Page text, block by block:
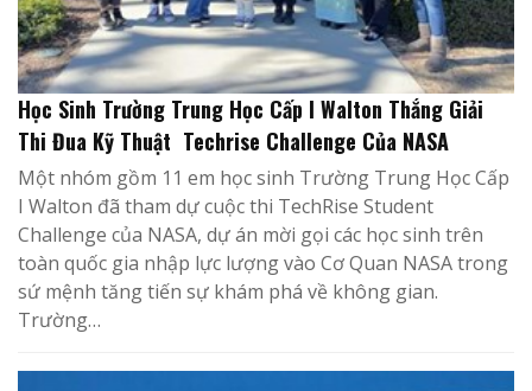
Học Sinh Trường Trung Học Cấp I Walton Thắng Giải
Thi Đua Kỹ Thuật Techrise Challenge Của NASA
Một nhóm gồm 11 em học sinh Trường Trung Học Cấp
I Walton đã tham dự cuộc thi TechRise Student
Challenge của NASA, dự án mời gọi các học sinh trên
toàn quốc gia nhập lực lượng vào Cơ Quan NASA trong
sứ mệnh tăng tiến sự khám phá về không gian.
Trường…